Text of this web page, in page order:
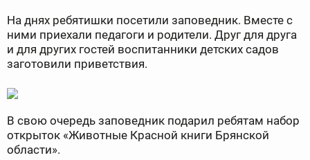
На днях ребятишки посетили заповедник. Вместе с
ними приехали педагоги и родители. Друг для друга
и для других гостей воспитанники детских садов
заготовили приветствия.
В свою очередь заповедник подарил ребятам набор
открыток «Животные Красной книги Брянской
области».